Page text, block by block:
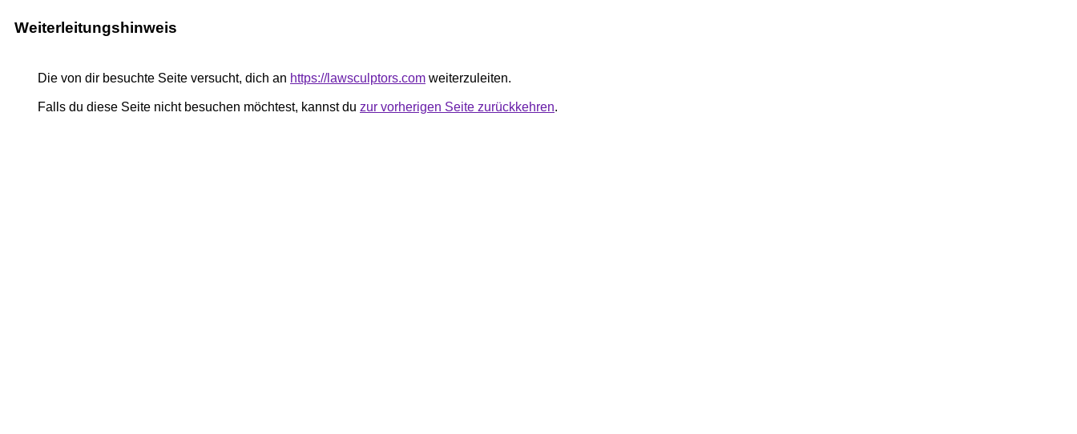
Weiterleitungshinweis
Die von dir besuchte Seite versucht, dich an https://lawsculptors.com weiterzuleiten.
Falls du diese Seite nicht besuchen möchtest, kannst du zur vorherigen Seite zurückkehren.